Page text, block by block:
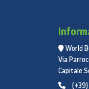
World
Via
Capitale